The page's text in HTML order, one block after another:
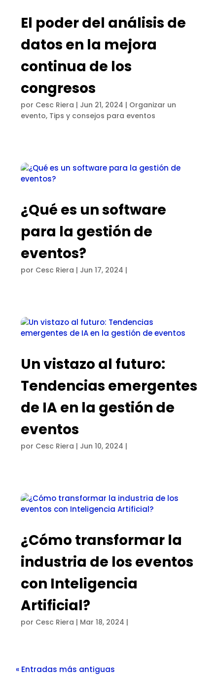
El poder del análisis de
datos en la mejora
continua de los
congresos
por Cesc Riera | Jun 21, 2024 | Organizar un
evento, Tips y consejos para eventos
¿Qué es un software
para la gestión de
eventos?
por Cesc Riera | Jun 17, 2024 |
Un vistazo al futuro:
Tendencias emergentes
de IA en la gestión de
eventos
por Cesc Riera | Jun 10, 2024 |
¿Cómo transformar la
industria de los eventos
con Inteligencia
Artificial?
por Cesc Riera | Mar 18, 2024 |
« Entradas más antiguas